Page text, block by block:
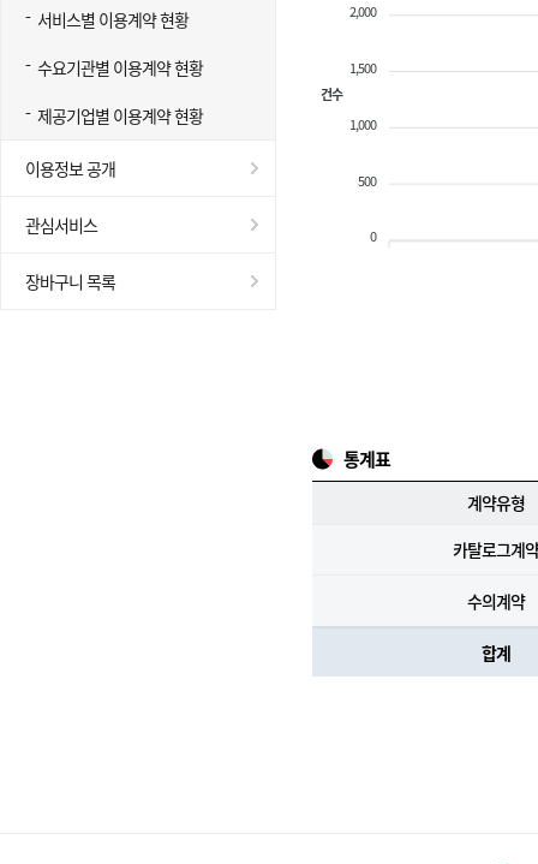
서비스별 이용계약 현황
수요기관별 이용계약 현황
제공기업별 이용계약 현황
이용정보 공개
관심서비스
장바구니 목록
2,000
1,500
1,000
500
0
건수
통계표
계약유형
카탈로그계약
수의계약
합계